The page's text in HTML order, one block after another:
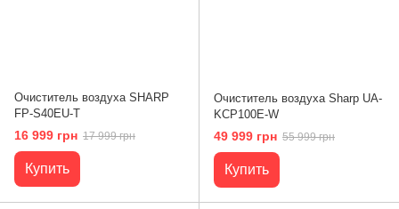
Очиститель воздуха SHARP
FP-S40EU-T
16 999 грн 17 999 грн
Купить
Очиститель воздуха Sharp UA-
KCP100E-W
49 999 грн 55 999 грн
Купить